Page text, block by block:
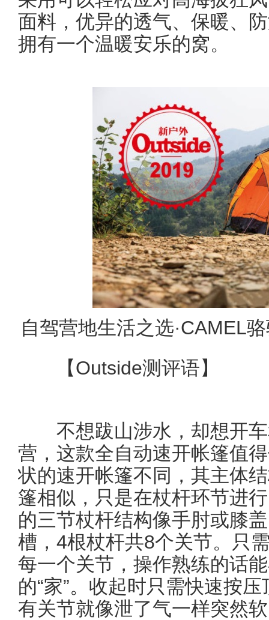
面料，优异的透气、保暖、
拥有一个温暖安乐的窝。
自驾营地生活之选·CAMEL
【Outside测评语】
不想跋山涉水，却想开车
营，这款全自动速开帐篷值
状的速开帐篷不同，其主体
篷相似，只是在杖杆环节进
的三节杖杆结构像手肘或膝
槽，4根杖杆共8个关节。只
每一个关节，操作熟练的话
的“家”。收起时只需快速按
有关节就像泄了气一样突然